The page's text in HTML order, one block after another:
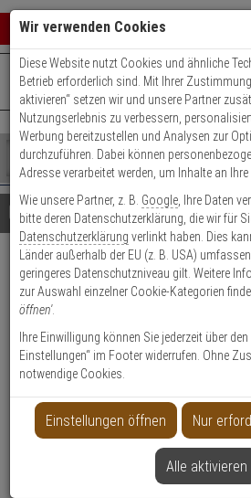
Warenkorb schließen
0 ARTIKEL IM
Ihr
Ergebnisse ()
Shop
durchsuchen
Bitte
geben
Sie
mindestens
Zeichen
ein,
um
Suche
Es
wurde
noch
Kategorien
Suche
gestartet
+49 (0)821 899 493-0Mo. - Do.: 8:00 -
Kontaktservice
Details Beratung
Abus Bravus 3000
Halbzylinder 35/10
Produktmerkmale
Wir verwenden Cookies
Diese Website nutzt Cookies und ähnliche
Betrieb erforderlich sind. Mit Ihrer
aktivieren“ setzen wir und unsere Partner
Nutzungserlebnis zu verbessern,
Werbung bereitzustellen und Analysen zur
durchzuführen. Dabei können
Adresse verarbeitet werden, um Inhalte an
Wie unsere Partner, z. B. Google , Ihre Daten
bitte deren Datenschutzerklärung, die wir für
Datenschutzerklärung verlinkt haben. Dies
Länder außerhalb der EU (z. B. USA)
geringeres Datenschutzniveau gilt. Weitere
zur Auswahl einzelner Cookie-Kategorien
öffnen'.
Ihre Einwilligung können Sie jederzeit über
Einstellungen“ im Footer widerrufen. Ohne
notwendige Cookies.
Einstellungen öffnen Nur
Alle aktivieren